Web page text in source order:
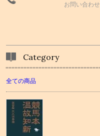
お問い合わせ
Category
全ての商品